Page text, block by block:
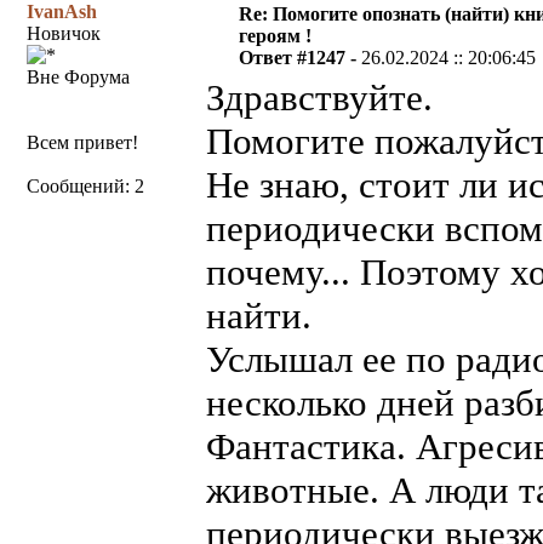
IvanAsh
Новичок
Вне Форума
Всем привет!
Сообщений: 2
Re: Помогите опознать (найти)
героям !
Ответ #1247 - 26.02.2024 :: 20:06:45
Здравствуйте.
Помогите
Не знаю, стоит ли
периодически
почему... Поэтому
найти.
Услышал ее по
несколько дней
Фантастика.
животные. А люди
периодически